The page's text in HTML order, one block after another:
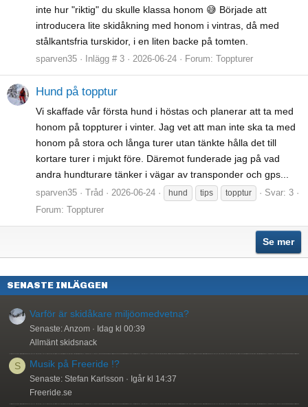
inte hur "riktig" du skulle klassa honom 😅 Började att
introducera lite skidåkning med honom i vintras, då med
stålkantsfria turskidor, i en liten backe på tomten.
sparven35 Inlägg # 3 2026-06-24 Forum: Toppturer
Hund på topptur
Vi skaffade vår första hund i höstas och planerar att ta med
honom på toppturer i vinter. Jag vet att man inte ska ta med
honom på stora och långa turer utan tänkte hålla det till
kortare turer i mjukt före. Däremot funderade jag på vad
andra hundturare tänker i vägar av transponder och gps...
sparven35 Tråd 2026-06-24 hund tips topptur
Svar: 3
Forum: Toppturer
Se mer
SENASTE INLÄGGEN
Varför är skidåkare miljöomedvetna?
Senaste: Anzom
Idag kl 00:39
Allmänt skidsnack
S Musik på Freeride !?
Senaste: Stefan Karlsson
Igår kl 14:37
Freeride.se